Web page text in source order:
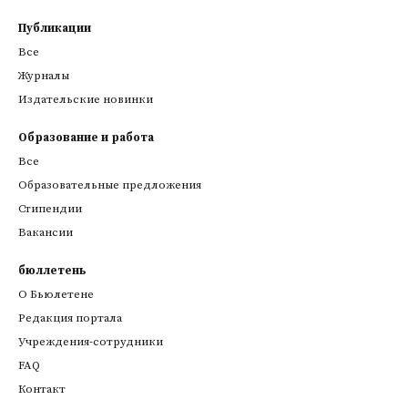
Публикации
Все
Журналы
Издательские новинки
Образование и работа
Все
Образовательные предложения
Стипендии
Вакансии
бюллетень
О Бьюлетене
Редакция портала
Учреждения-сотрудники
FAQ
Контакт